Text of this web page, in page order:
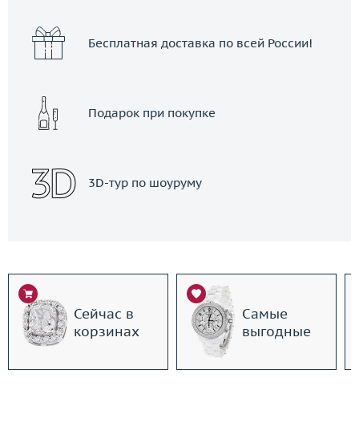
Бесплатная доставка по всей России!
Подарок при покупке
3D-тур по шоуруму
Сейчас в
корзинах
Самые
выгодные